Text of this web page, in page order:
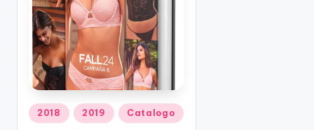
P 2018 2019 Catalogo